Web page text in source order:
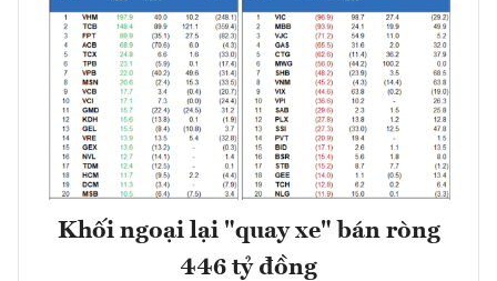
Khối ngoại lại "quay xe" bán ròng
446 tỷ đồng